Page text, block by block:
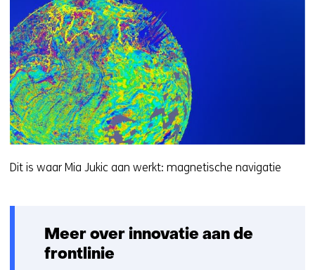
Dit is waar Mia Jukic aan werkt: magnetische navigatie
Meer over innovatie aan de
frontlinie